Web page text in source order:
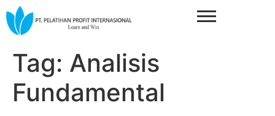
Tag: Analisis
Fundamental